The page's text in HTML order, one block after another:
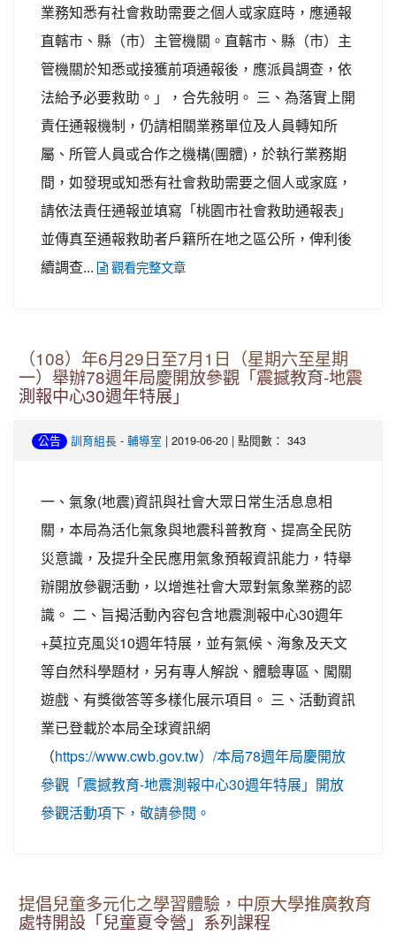
業務知悉有社會救助需要之個人或家庭時，應通報
直轄市、縣（市）主管機關。直轄市、縣（市）主
管機關於知悉或接獲前項通報後，應派員調查，依
法給予必要救助。」，合先敍明。 三、為落實上開
責任通報機制，仍請相關業務單位及人員轉知所
屬、所管人員或合作之機構(團體)，於執行業務期
間，如發現或知悉有社會救助需要之個人或家庭，
請依法責任通報並填寫「桃園市社會救助通報表」
並傳真至通報救助者戶籍所在地之區公所，俾利後
續調查...
觀看完整文章
（108）年6月29日至7月1日（星期六至星期
一）舉辦78週年局慶開放參觀「震撼教育-地震
測報中心30週年特展」
公告 訓育組長 - 輔導室 | 2019-06-20 | 點閱數： 343
一、氣象(地震)資訊與社會大眾日常生活息息相
關，本局為活化氣象與地震科普教育、提高全民防
災意識，及提升全民應用氣象預報資訊能力，特舉
辦開放參觀活動，以增進社會大眾對氣象業務的認
識。 二、旨揭活動內容包含地震測報中心30週年
+莫拉克風災10週年特展，並有氣候、海象及天文
等自然科學題材，另有專人解說、體驗專區、闖關
遊戲、有獎徵答等多樣化展示項目。 三、活動資訊
業已登載於本局全球資訊網
（https://www.cwb.gov.tw）/本局78週年局慶開放
參觀「震撼教育-地震測報中心30週年特展」開放
參觀活動項下，敬請參閱。
提倡兒童多元化之學習體驗，中原大學推廣教育
處特開設「兒童夏令營」系列課程